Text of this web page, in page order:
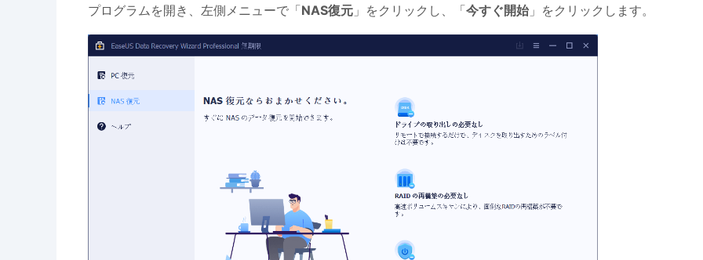
プログラムを開き、左側メニューで「NAS復元 」をクリックし、「今すぐ開始」をクリックします。